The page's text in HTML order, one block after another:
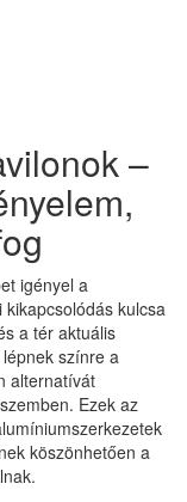
–
igényel a
kulcsa
a tér aktuális
színre a
alternatívát
Ezek az
köszönhetően a